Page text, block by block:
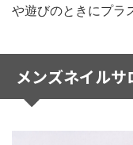
や遊びのときにプラ
メンズネイル